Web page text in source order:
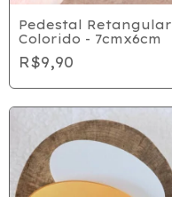
Pedestal Retangular
Colorido - 7cmx6cm
R$9,90